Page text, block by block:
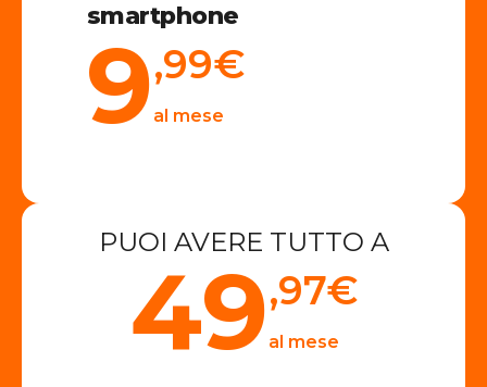
smartphone
9,99€
al mese
PUOI AVERE TUTTO A
49,97€
al mese